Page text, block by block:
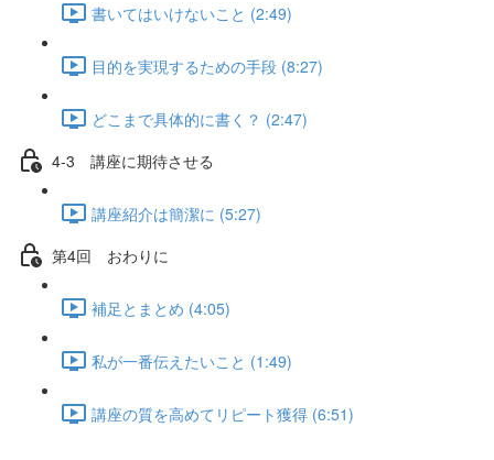
書いてはいけないこと (2:49)
目的を実現するための手段 (8:27)
どこまで具体的に書く？ (2:47)
4-3 講座に期待させる
講座紹介は簡潔に (5:27)
第4回 おわりに
補足とまとめ (4:05)
私が一番伝えたいこと (1:49)
講座の質を高めてリピート獲得 (6:51)